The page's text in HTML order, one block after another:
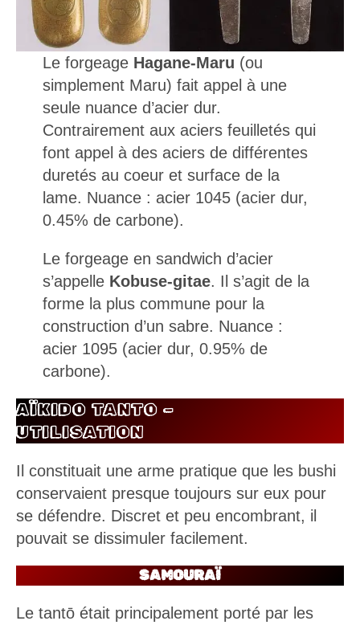
Le forgeage Hagane-Maru (ou
simplement Maru) fait appel à une
seule nuance d’acier dur.
Contrairement aux aciers feuilletés qui
font appel à des aciers de différentes
duretés au coeur et surface de la
lame. Nuance : acier 1045 (acier dur,
0.45% de carbone).
Le forgeage en sandwich d’acier
s’appelle Kobuse-gitae. Il s’agit de la
forme la plus commune pour la
construction d’un sabre. Nuance :
acier 1095 (acier dur, 0.95% de
carbone).
AÏKIDO TANTO –
Il constituait une arme pratique que les bushi
conservaient presque toujours sur eux pour
se défendre. Discret et peu encombrant, il
pouvait se dissimuler facilement.
Le tantō était principalement porté par les
samouraïs et il était rare que les gens